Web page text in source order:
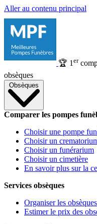
Aller au contenu principal
🏆 1 er
obsèques
Obsèques
Comparer les pompes
Choisir une pompe
Choisir un
Choisir un funérarium
Choisir un cimetière
En savoir plus sur la
Services obsèques
Organiser les obsèques
Estimer le prix des